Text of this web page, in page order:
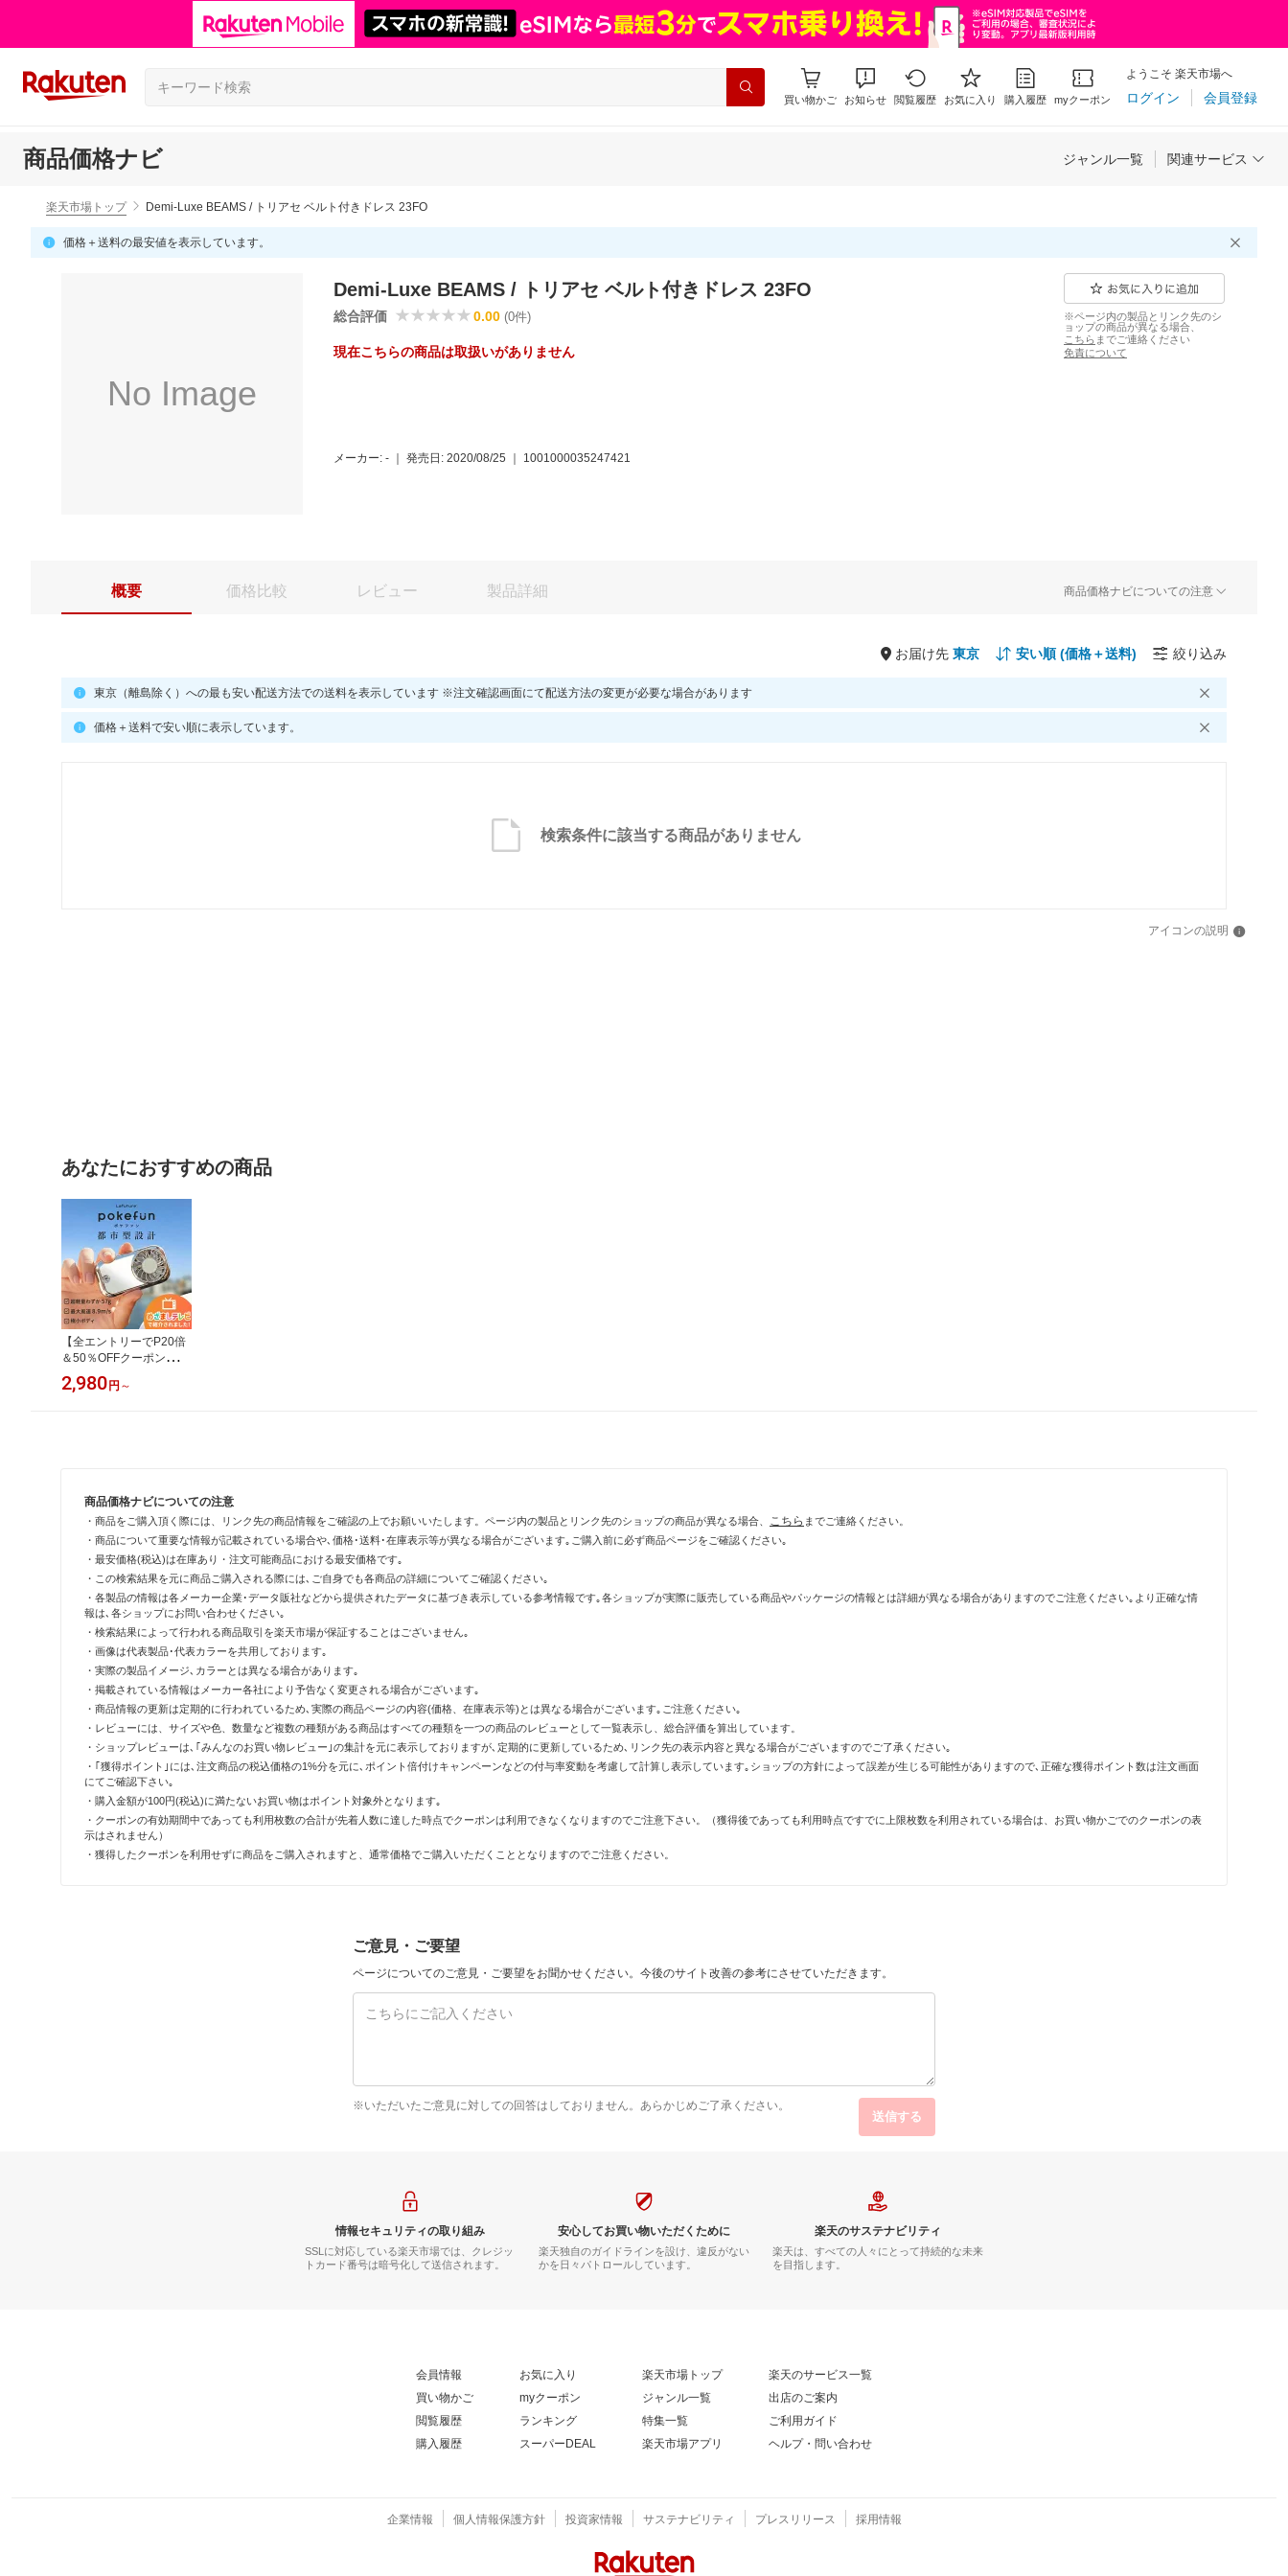
買い物かご お知らせ 閲覧履歴 お気に入り 購入履歴 myクーポン
ようこそ 楽天市場へ
ログイン 会員登録
商品価格ナビ ジャンル一覧 関連サービス
楽天市場トップ Demi-Luxe BEAMS / トリアセ ベルト付きドレス 23FO
価格＋送料の最安値を表示しています。
No Image
Demi-Luxe BEAMS / トリアセ ベルト付きドレス 23FO
総合評価 0.00 (0件)
現在こちらの商品は取扱いがありません
※ページ内の製品とリンク先のシ
ョップの商品が異なる場合、
こちら までご連絡ください
免責について
メーカー: - ｜ 発売日: 2020/08/25 ｜ 1001000035247421
概要 価格比較 レビュー 製品詳細 商品価格ナビについての注意
お届け先 絞り込み
東京（離島除く）への最も安い配送方法での送料を表示しています ※注文確認画面にて配送方法の変更が必要な場合があります
価格＋送料で安い順に表示しています。
検索条件に該当する商品がありません
アイコンの説明
あなたにおすすめの商品
【全エントリーでP20倍
＆50％OFFクーポン】
【楽天1位☆めざましテ
レビで紹介】2026新作
ッズ 熱中症対策グッズ L
afuture
2,980 円 ～
商品価格ナビについての注意
・商品をご購入頂く際には、リンク先の商品情報をご確認の上でお願いいたします。ページ内の製品とリンク先のショップの商品が異なる場合、 こちら までご連絡ください。
・商品について重要な情報が記載されている場合や､価格･送料･在庫表示等が異なる場合がございます｡ご購入前に必ず商品ページをご確認ください｡
・最安価格(税込)は在庫あり・注文可能商品における最安価格です｡
・この検索結果を元に商品ご購入される際には､ご自身でも各商品の詳細についてご確認ください｡
・各製品の情報は各メーカー企業･データ販社などから提供されたデータに基づき表示している参考情報です｡各ショップが実際に販売している商品やパッケージの情報とは詳細が異なる場合がありますのでご注意ください｡より正確な情
報は､各ショップにお問い合わせください｡
・検索結果によって行われる商品取引を楽天市場が保証することはございません｡
・画像は代表製品･代表カラーを共用しております｡
・実際の製品イメージ､カラーとは異なる場合があります｡
・掲載されている情報はメーカー各社により予告なく変更される場合がございます｡
・商品情報の更新は定期的に行われているため､実際の商品ページの内容(価格、在庫表示等)とは異なる場合がございます｡ご注意ください｡
・レビューには、サイズや色、数量など複数の種類がある商品はすべての種類を一つの商品のレビューとして一覧表示し、総合評価を算出しています。
・ショップレビューは､｢みんなのお買い物レビュー｣の集計を元に表示しておりますが､定期的に更新しているため､リンク先の表示内容と異なる場合がございますのでご了承ください｡
・｢獲得ポイント｣には､注文商品の税込価格の1%分を元に､ポイント倍付けキャンペーンなどの付与率変動を考慮して計算し表示しています｡ショップの方針によって誤差が生じる可能性がありますので､正確な獲得ポイント数は注文画面
にてご確認下さい｡
・購入金額が100円(税込)に満たないお買い物はポイント対象外となります｡
・クーポンの有効期間中であっても利用枚数の合計が先着人数に達した時点でクーポンは利用できなくなりますのでご注意下さい。（獲得後であっても利用時点ですでに上限枚数を利用されている場合は、お買い物かごでのクーポンの表
示はされません）
・獲得したクーポンを利用せずに商品をご購入されますと、通常価格でご購入いただくこととなりますのでご注意ください。
ご意見・ご要望
ページについてのご意見・ご要望をお聞かせください。今後のサイト改善の参考にさせていただきます。
※いただいたご意見に対しての回答はしておりません。あらかじめご了承ください。
送信する
情報セキュリティの取り組み
SSLに対応している楽天市場では、クレジッ
トカード番号は暗号化して送信されます。
安心してお買い物いただくために
楽天独自のガイドラインを設け、違反がない
かを日々パトロールしています。
楽天のサステナビリティ
楽天は、すべての人々にとって持続的な未来
を目指します。
会員情報
買い物かご
閲覧履歴
購入履歴
お気に入り
myクーポン
ランキング
スーパーDEAL
楽天市場トップ
ジャンル一覧
特集一覧
楽天市場アプリ
楽天のサービス一覧
出店のご案内
ご利用ガイド
ヘルプ・問い合わせ
企業情報 個人情報保護方針 投資家情報 サステナビリティ プレスリリース 採用情報